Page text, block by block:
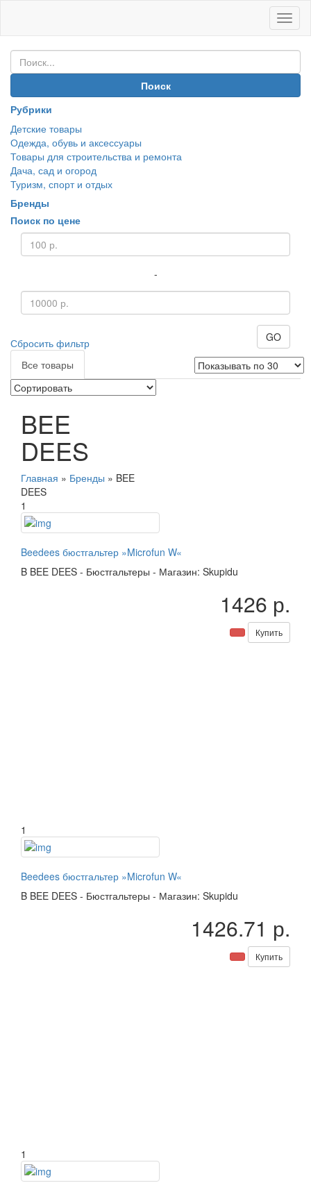
Поиск
Рубрики
Детские товары
Одежда, обувь и аксессуары
Товары для строительства и ремонта
Дача, сад и огород
Туризм, спорт и отдых
Бренды
Поиск по цене
-
GO
Сбросить фильтр
Все товары
BEE
DEES
Главная » Бренды » BEE
DEES
1
Beedees бюстгальтер »Microfun W«
B BEE DEES - Бюстгальтеры - Магазин: Skupidu
1426 р.
Купить
1
Beedees бюстгальтер »Microfun W«
B BEE DEES - Бюстгальтеры - Магазин: Skupidu
1426.71 р.
Купить
1